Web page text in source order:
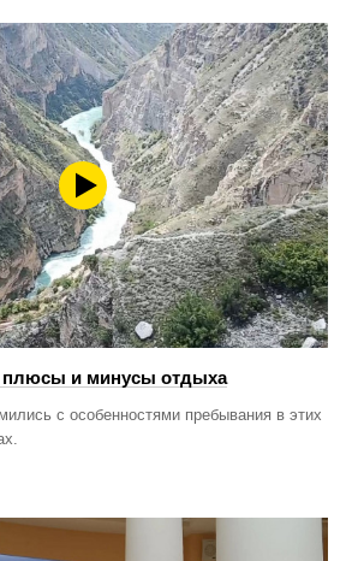
плюсы и минусы отдыха
с особенностями пребывания в этих